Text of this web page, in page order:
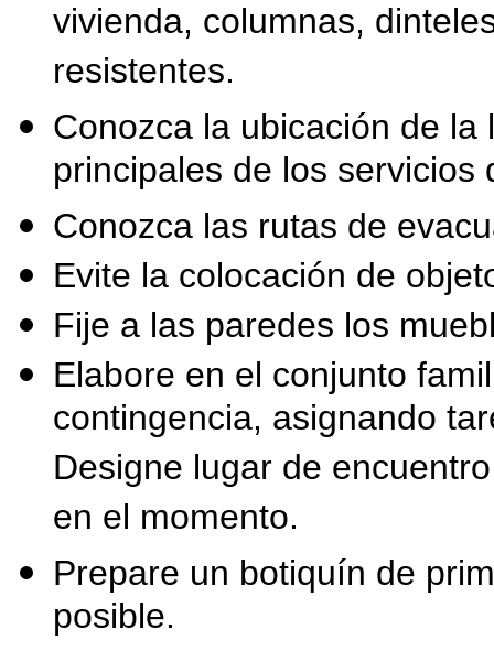
vivienda, columnas,
resistentes.
Conozca la ubicación de
principales de los
Conozca las rutas de
Evite la colocación de
Fije a las paredes los
Elabore en el conjunto
contingencia, asignando
Designe lugar de
en el momento.
Prepare un botiquín de
posible.